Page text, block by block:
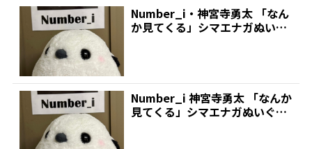
Number_i・神宮寺勇太 「なん
か見てくる」シマエナガぬいぐ
Number_i 神宮寺勇太 「なんか
見てくる」シマエナガぬいぐる